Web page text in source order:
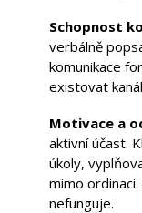
Schopnost
verbálně
komunikace
existovat
Motivace a
aktivní účast.
úkoly,
mimo
nefunguje.